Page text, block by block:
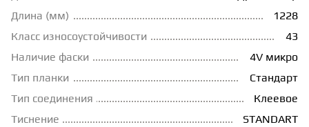
ГРУНТОВКИ
ТЕПЛЫЙ ПОЛ
Длина (мм)
1228
Класс износоустойчивости
43
Наличие фаски
4V микро
Тип планки
Стандарт
Тип соединения
Клеевое
Тиснение
STANDART